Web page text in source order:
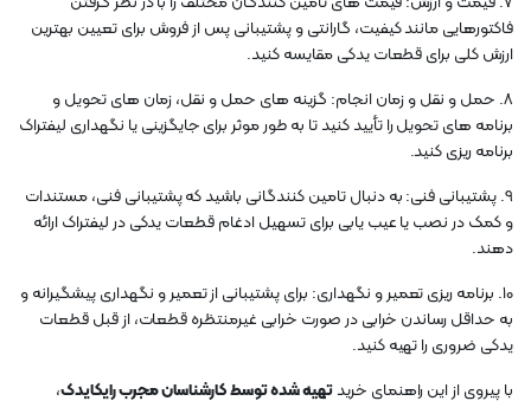
فاکتورهایی مانند کیفیت، گارانتی و پشتیبانی پس از فروش برای تعیین بهترین
ارزش کلی برای قطعات یدکی مقایسه کنید.
8. حمل و نقل و زمان انجام: گزینه های حمل و نقل، زمان های تحویل و
برنامه های تحویل را تأیید کنید تا به طور موثر برای جایگزینی یا نگهداری لیفتراک
برنامه ریزی کنید.
9. پشتیبانی فنی: به دنبال تامین کنندگانی باشید که پشتیبانی فنی، مستندات
و کمک در نصب یا عیب یابی برای تسهیل ادغام قطعات یدکی در لیفتراک ارائه
دهند.
10. برنامه ریزی تعمیر و نگهداری: برای پشتیبانی از تعمیر و نگهداری پیشگیرانه و
به حداقل رساندن خرابی در صورت خرابی غیرمنتظره قطعات، از قبل قطعات
یدکی ضروری را تهیه کنید.
با پیروی از این راهنمای خریدتهیه شده توسط کارشناسان مجرب رایکایدک،